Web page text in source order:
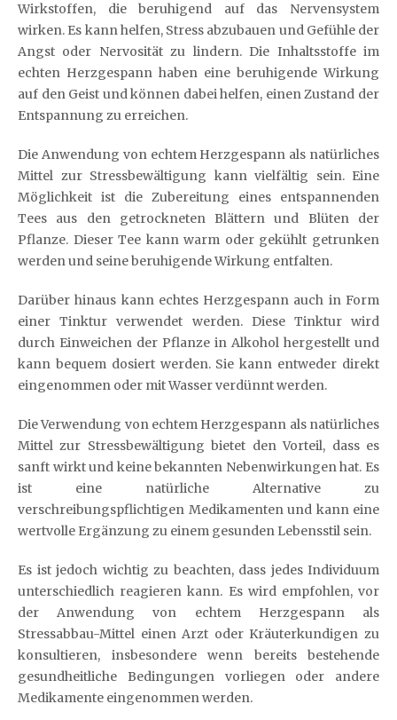
Wirkstoffen, die beruhigend auf das Nervensystem
wirken. Es kann helfen, Stress abzubauen und Gefühle der
Angst oder Nervosität zu lindern. Die Inhaltsstoffe im
echten Herzgespann haben eine beruhigende Wirkung
auf den Geist und können dabei helfen, einen Zustand der
Entspannung zu erreichen.
Die Anwendung von echtem Herzgespann als natürliches
Mittel zur Stressbewältigung kann vielfältig sein. Eine
Möglichkeit ist die Zubereitung eines entspannenden
Tees aus den getrockneten Blättern und Blüten der
Pflanze. Dieser Tee kann warm oder gekühlt getrunken
werden und seine beruhigende Wirkung entfalten.
Darüber hinaus kann echtes Herzgespann auch in Form
einer Tinktur verwendet werden. Diese Tinktur wird
durch Einweichen der Pflanze in Alkohol hergestellt und
kann bequem dosiert werden. Sie kann entweder direkt
eingenommen oder mit Wasser verdünnt werden.
Die Verwendung von echtem Herzgespann als natürliches
Mittel zur Stressbewältigung bietet den Vorteil, dass es
sanft wirkt und keine bekannten Nebenwirkungen hat. Es
ist eine natürliche Alternative zu
verschreibungspflichtigen Medikamenten und kann eine
wertvolle Ergänzung zu einem gesunden Lebensstil sein.
Es ist jedoch wichtig zu beachten, dass jedes Individuum
unterschiedlich reagieren kann. Es wird empfohlen, vor
der Anwendung von echtem Herzgespann als
Stressabbau-Mittel einen Arzt oder Kräuterkundigen zu
konsultieren, insbesondere wenn bereits bestehende
gesundheitliche Bedingungen vorliegen oder andere
Medikamente eingenommen werden.